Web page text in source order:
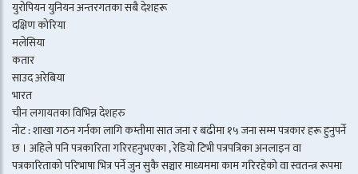
युरोपियन युनियन अन्तरगतका सबै देशहरू
दक्षिण कोरिया
मलेसिया
कतार
साउद अरेबिया
भारत
चीन लगायतका विभिन्न देशहरु
नोट : शाखा गठन गर्नका लागि कम्तीमा सात जना र बढीमा १५ जना सम्म पत्रकार हरू हुनुपर्ने
छ । अहिले पनि पत्रकारिता गरिरहनुभएका , रेडियो टिभी पत्रपत्रिका अनलाइन वा
पत्रकारिताको परिभाषा भित्र पर्ने जुन सुकै सञ्चार माध्यममा काम गरिरहेको वा स्वतन्त्र रूपमा